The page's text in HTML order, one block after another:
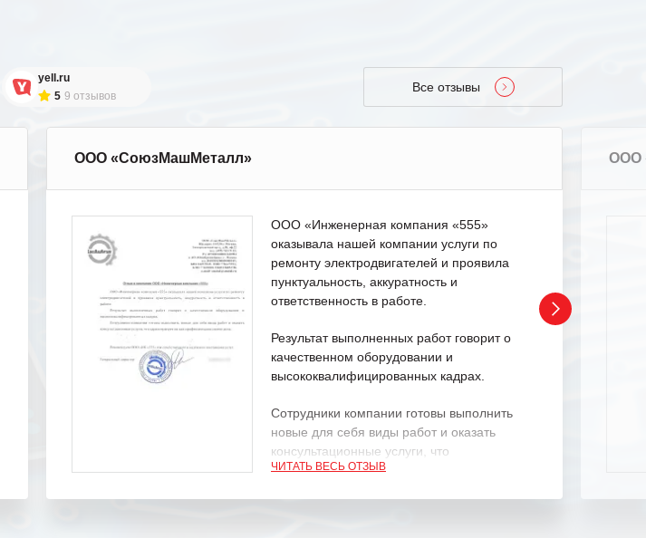
yell.ru
5 9 отзывов
Все отзывы
ООО «СоюзМашМеталл»
ООО «Инженерная компания «555»
оказывала нашей компании услуги по
ремонту электродвигателей и проявила
пунктуальность, аккуратность и
ответственность в работе.
Результат выполненных работ говорит о
качественном оборудовании и
высококвалифицированных кадрах.
Сотрудники компании готовы выполнить
новые для себя виды работ и оказать
консультационные услуги, что
характеризует их как профессионалов
ЧИТАТЬ ВЕСЬ ОТЗЫВ
ООО